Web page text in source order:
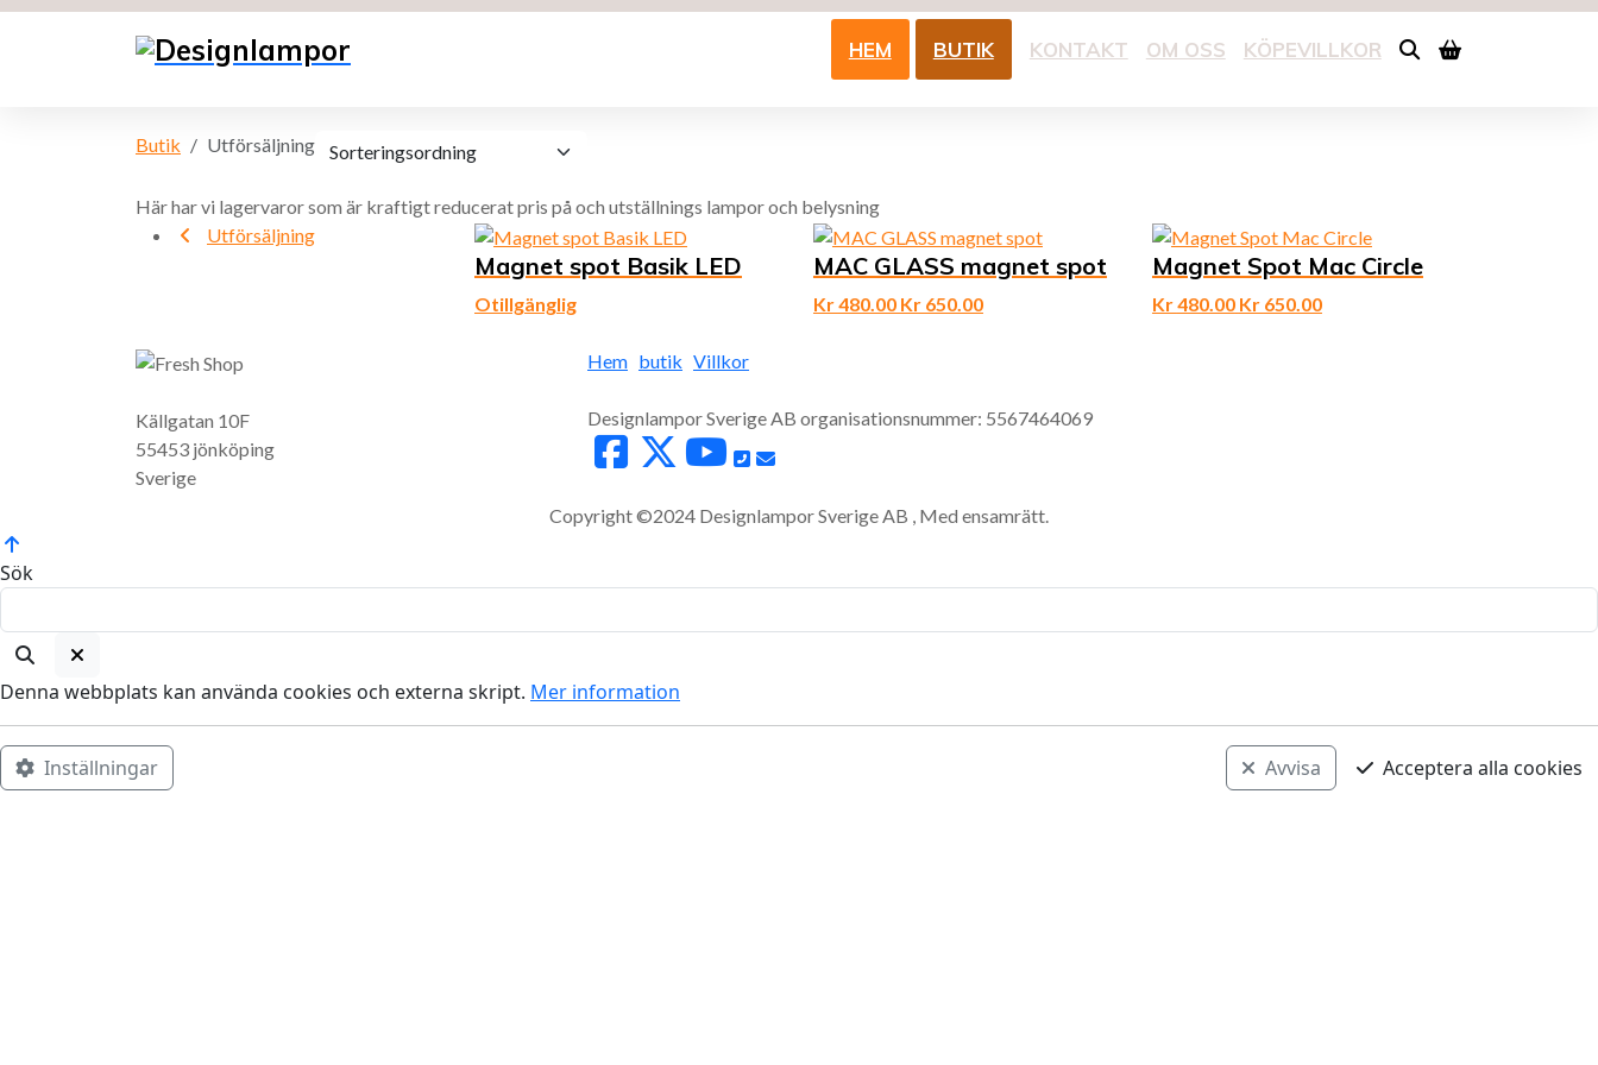
HEM BUTIK KONTAKT OM OSS KÖPEVILLKOR
Butik Utförsäljning
Här har vi lagervaror som är kraftigt reducerat pris på och utställnings lampor och belysning
Utförsäljning
Magnet spot Basik LED
Otillgänglig
MAC GLASS magnet spot
Kr480.00 Kr 650.00
Magnet Spot Mac Circle
Kr480.00 Kr 650.00
Källgatan 10F
55453 jönköping
Sverige
Hem butik Villkor
Designlampor Sverige AB organisationsnummer: 5567464069
Copyright ©2024 Designlampor Sverige AB , Med ensamrätt.
Sök
Denna webbplats kan använda cookies och externa skript. Mer information
Inställningar Avvisa Acceptera alla cookies